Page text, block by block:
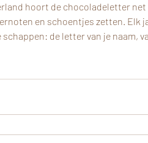
hoort de chocoladeletter net
en schoentjes zetten. Elk
schappen: de letter van je naam,
van de chocoladeletter ligt
bij letterkoek. In de 19e eeuw kregen